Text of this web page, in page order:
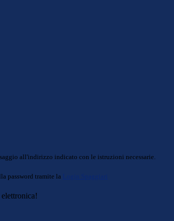
all'indirizzo indicato con le istruzioni necessarie.
password tramite la Login Spaggiari